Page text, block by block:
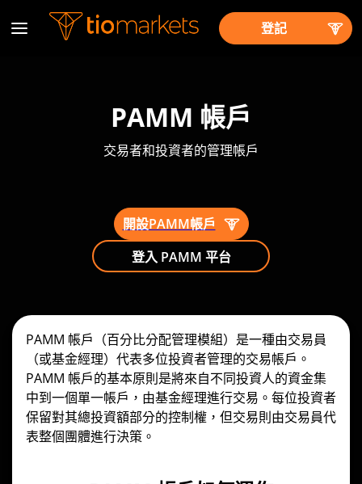
登記
PAMM 帳戶
交易者和投資者的管理帳戶
開設PAMM帳戶
登入 PAMM 平台
PAMM 帳戶（百分比分配管理模組）是一種由交易員
（或基金經理）代表多位投資者管理的交易帳戶。
PAMM 帳戶的基本原則是將來自不同投資人的資金集
中到一個單一帳戶，由基金經理進行交易。每位投資者
保留對其總投資額部分的控制權，但交易則由交易員代
表整個團體進行決策。